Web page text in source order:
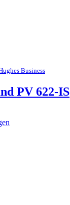
Business
PV 622-IS